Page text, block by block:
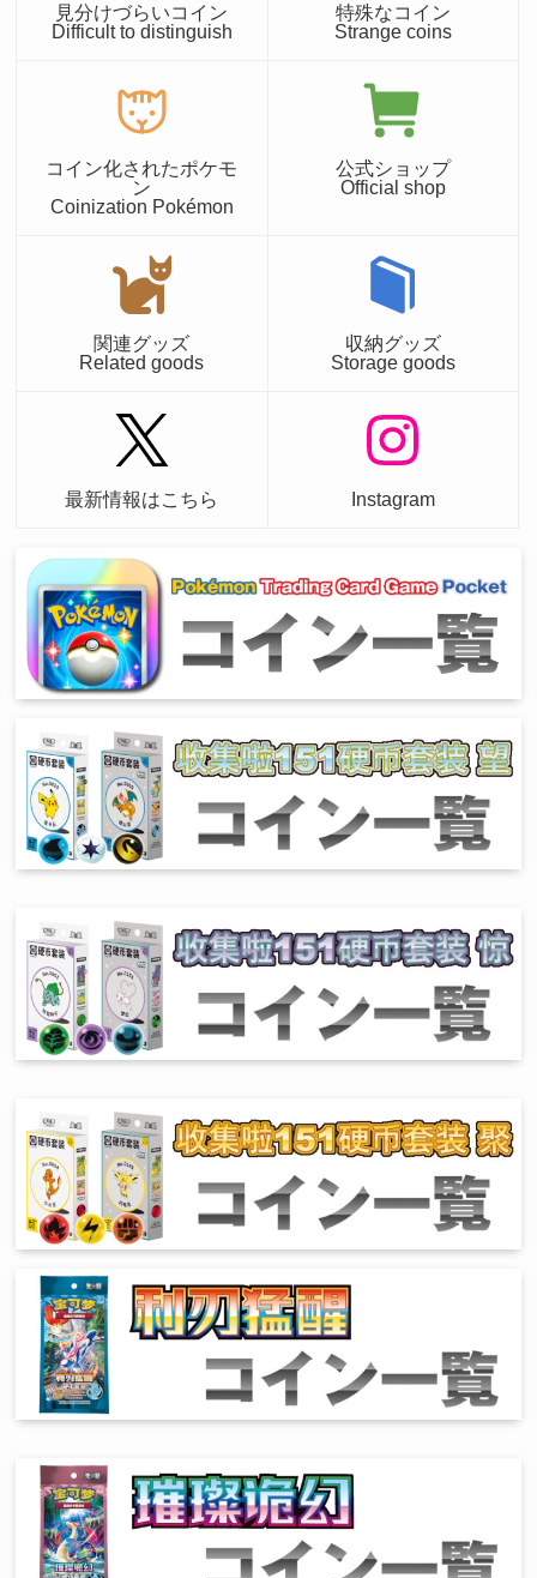
見分けづらいコイン
Difficult to distinguish
特殊なコイン
Strange coins
コイン化されたポケモ
ン
Coinization Pokémon
公式ショップ
Official shop
関連グッズ
Related goods
収納グッズ
Storage goods
最新情報はこちら Instagram